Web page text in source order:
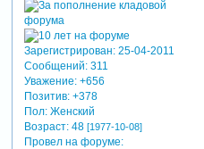
Зарегистрирован: 25-04-2011
Сообщений:311
Уважение: +656
Позитив: +378
Пол:Женский
Возраст:48 [1977-10-08]
Провел на форуме: